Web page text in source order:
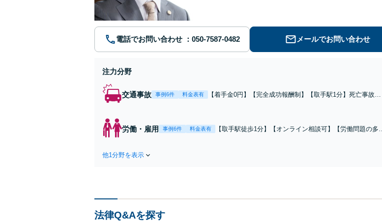
電話でお問い合わせ メールでお問い合わせ
注力分野
交通事故 事例6件 料金表有
【着手金0円】【完全成功報酬制】【取手駅1分】死亡事故・
当な権利です」【24時間予約受付】【休日・電話相談可】
【全国出張対応】
労働・雇用 事例6件 料金表有
【取手駅徒歩1分】【オンライン相談可】【労働問題の多彩
他1分野を表示
法律Q&Aを探す